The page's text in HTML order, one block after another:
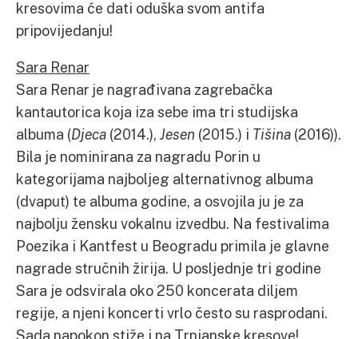
kresovima će dati oduška svom antifa
pripovijedanju!
Sara Renar
Sara Renar je nagrađivana zagrebačka
kantautorica koja iza sebe ima tri studijska
albuma (Djeca (2014.), Jesen (2015.) i Tišina (2016)).
Bila je nominirana za nagradu Porin u
kategorijama najboljeg alternativnog albuma
(dvaput) te albuma godine, a osvojila ju je za
najbolju žensku vokalnu izvedbu. Na festivalima
Poezika i Kantfest u Beogradu primila je glavne
nagrade stručnih žirija. U posljednje tri godine
Sara je odsvirala oko 250 koncerata diljem
regije, a njeni koncerti vrlo često su rasprodani.
Sada napokon stiže i na Trnjanske kresove!